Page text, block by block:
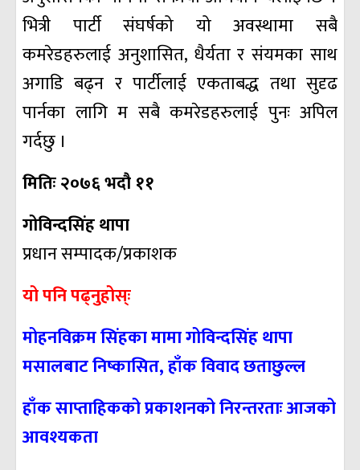
भित्री पार्टी संघर्षको यो अवस्थामा सबै
कमरेडहरुलाई अनुशासित, धैर्यता र संयमका साथ
अगाडि बढ्न र पार्टीलाई एकताबद्ध तथा सुदृढ
पार्नका लागि म सबै कमरेडहरुलाई पुनः अपिल
गर्दछु ।
मितिः २०७६ भदौ ११
गोविन्दसिंह थापा
प्रधान सम्पादक/प्रकाशक
यो पनि पढ्नुहोस्ः
मोहनविक्रम सिंहका मामा गोविन्दसिंह थापा
मसालबाट निष्कासित, हाँक विवाद छताछुल्ल
हाँक साप्ताहिकको प्रकाशनको निरन्तरताः आजको
आवश्यकता